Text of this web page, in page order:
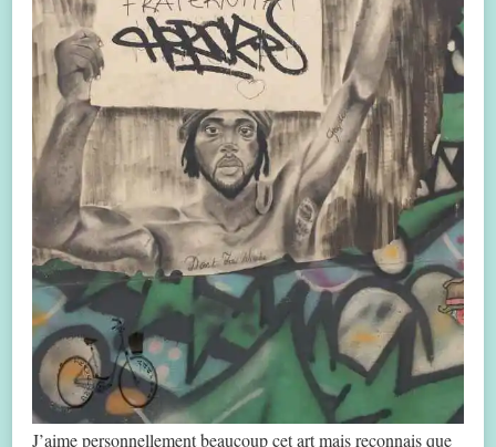
J’aime personnellement beaucoup cet art mais reconnais que